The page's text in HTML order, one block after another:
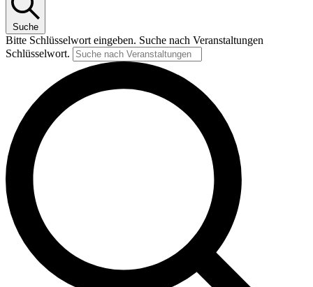
Suche
Bitte Schlüsselwort eingeben. Suche nach Veranstaltungen
Schlüsselwort.